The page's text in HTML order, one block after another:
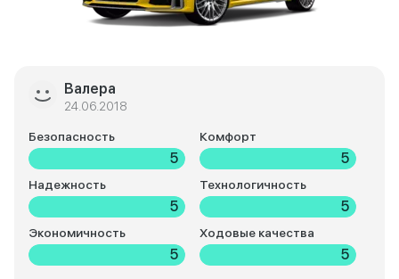
Валера
24.06.2018
Безопасность
5
Комфорт
5
Надежность
5
Технологичность
5
Экономичность
5
Ходовые качества
5